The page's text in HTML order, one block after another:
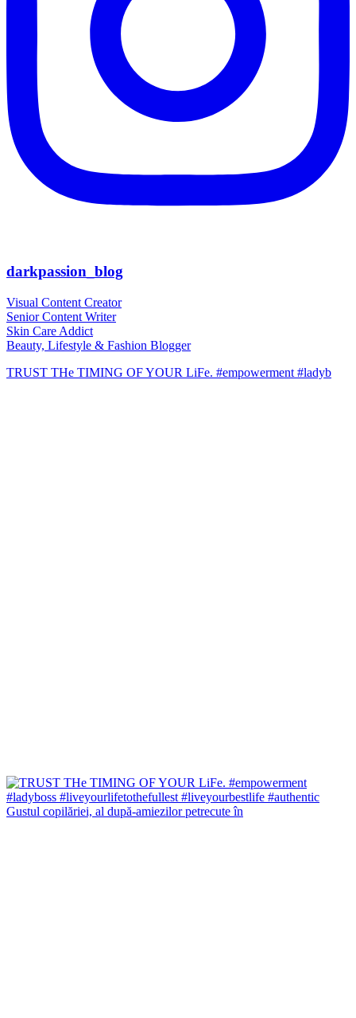
darkpassion_blog
Visual Content Creator
Senior Content Writer
Skin Care Addict
Beauty, Lifestyle & Fashion Blogger
TRUST THe TIMING OF YOUR LiFe. #empowerment #ladyb
Gustul copilăriei, al după-amiezilor petrecute în